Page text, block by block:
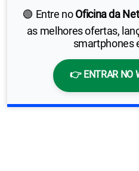
🟢 Entre noOficina da
as melhores ofertas,
smartphones
👉 ENTRAR NO